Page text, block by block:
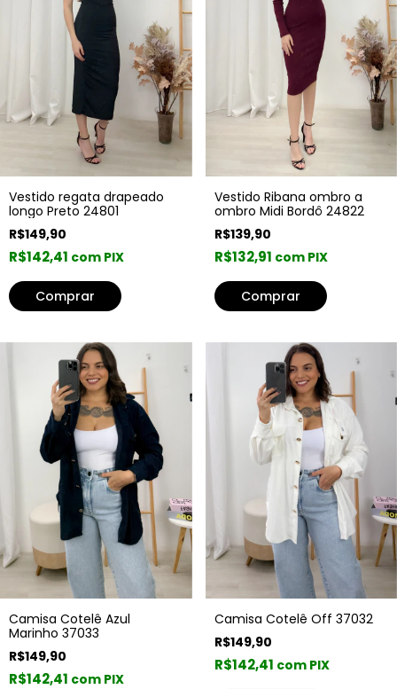
Vestido regata drapeado
longo Preto 24801
R$149,90
R$142,41 com PIX
Vestido Ribana ombro a
ombro Midi Bordô 24822
R$139,90
R$132,91 com PIX
Camisa Cotelê Azul
Marinho 37033
R$149,90
R$142,41 com PIX
Camisa Cotelê Off 37032
R$149,90
R$142,41 com PIX